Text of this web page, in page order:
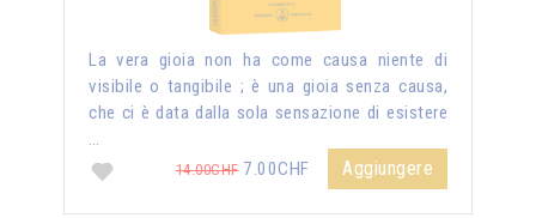
La vera gioia non ha come causa niente di
visibile o tangibile ; è una gioia senza causa,
che ci è data dalla sola sensazione di esistere
…
14.00CHF7.00CHF Aggiungere